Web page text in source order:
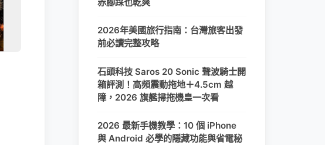
2026年美國旅行指南：台灣旅客出發
前必讀完整攻略
石頭科技 Saros 20 Sonic 聲波騎士開
箱評測！高頻震動拖地＋4.5cm 越
障，2026 旗艦掃拖機皇一次看
2026 最新手機教學：10 個 iPhone
與 Android 必學的隱藏功能與省電秘